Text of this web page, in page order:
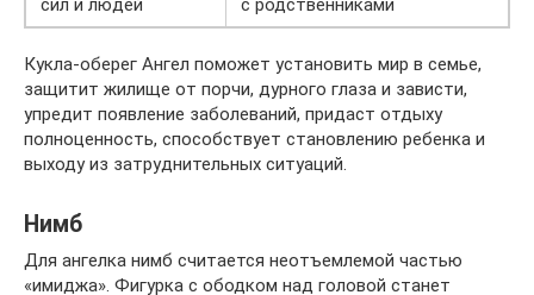
сил и людей с родственниками
Кукла-оберег Ангел поможет установить мир в семье,
защитит жилище от порчи, дурного глаза и зависти,
упредит появление заболеваний, придаст отдыху
полноценность, способствует становлению ребенка и
выходу из затруднительных ситуаций.
Нимб
Для ангелка нимб считается неотъемлемой частью
«имиджа». Фигурка с ободком над головой станет